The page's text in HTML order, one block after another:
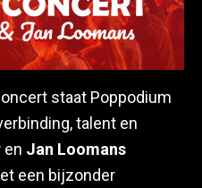
staat Poppodium
talent en
en Jan Loomans
een bijzonder